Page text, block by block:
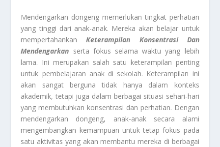
Mendengarkan dongeng memerlukan tingkat perhatian
yang tinggi dari anak-anak. Mereka akan belajar untuk
mempertahankanKeterampilan Konsentrasi Dan
Mendengarkan serta fokus selama waktu yang lebih
lama. Ini merupakan salah satu keterampilan penting
untuk pembelajaran anak di sekolah. Keterampilan ini
akan sangat berguna tidak hanya dalam konteks
akademik, tetapi juga dalam berbagai situasi sehari-hari
yang membutuhkan konsentrasi dan perhatian. Dengan
mendengarkan dongeng, anak-anak secara alami
mengembangkan kemampuan untuk tetap fokus pada
satu aktivitas yang akan membantu mereka di berbagai